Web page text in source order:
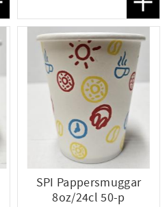
till i favoriter
SPI Pappersmuggar
8oz/24cl 50-p